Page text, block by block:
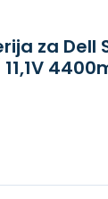
za Dell
11,1V